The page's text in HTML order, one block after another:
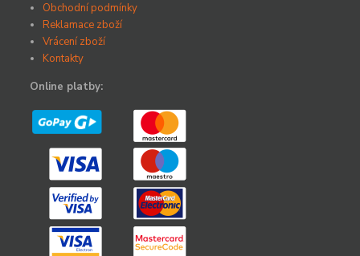
Obchodní podmínky
Reklamace zboží
Vrácení zboží
Kontakty
Online platby: